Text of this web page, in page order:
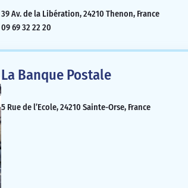
39 Av. de la Libération, 24210 Thenon, France
09 69 32 22 20
La Banque Postale
5 Rue de l’Ecole, 24210 Sainte-Orse, France